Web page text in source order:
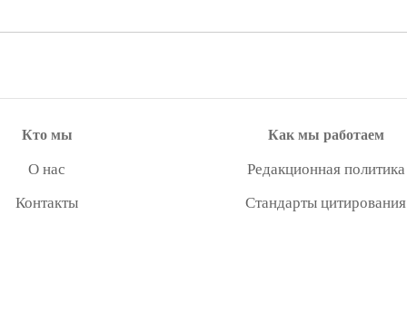
Кто мы
О нас
Контакты
Как мы работаем
Редакционная политика
Стандарты цитирования